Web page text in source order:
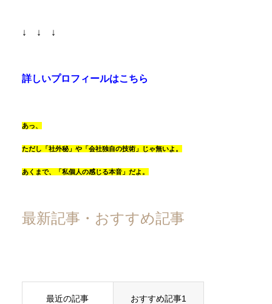
↓ ↓ ↓
詳しいプロフィールはこちら
あっ、
ただし「社外秘」や「会社独自の技術」じゃ無いよ。
あくまで、「私個人の感じる本音」だよ。
最新記事・おすすめ記事
最近の記事 おすすめ記事1